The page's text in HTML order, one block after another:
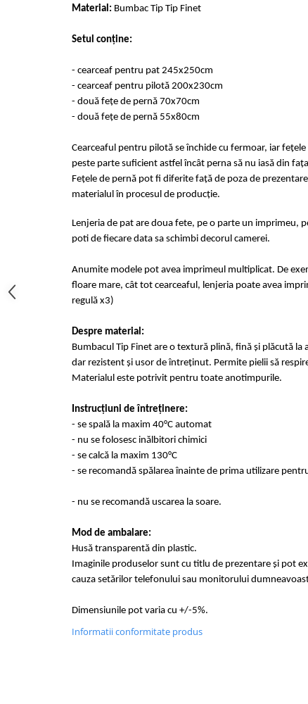
Cearceaf cu elastic 4 piese
Cearceaf cu elastic
Cearceaf normal
Lenjerii Pufoase Fluffy/ Rabbit
Bumbac 100% Poplin Hobby
Bumbac 100%
Lenjerii Satin Premium
Lenjerii Matase
Lenjerii pentru PASTE
Set Lenjerie + Draperii Pat Dublu
Huse De Pat Tricotate 160x200cm
Huse Impermeabile 160x200cm
Huse Impermeabile 180x200cm
Material: Bumbac Tip Tip Finet
Setul conține:
- cearceaf pentru pat 245x250cm
- cearceaf pentru pilotă 200x230cm
- două fețe de pernă 70x70cm
- două fețe de pernă 55x80cm
Cearceaful pentru pilotă se închide cu fermoar, iar
peste parte suficient astfel încât perna să nu iasă din
Fețele de pernă pot fi diferite față de poza de
materialul în procesul de producție.
Lenjeria de pat are doua fete, pe o parte un imprimeu,
poti de fiecare data sa schimbi decorul camerei.
Anumite modele pot avea imprimeul multiplicat. De
floare mare, cât tot cearceaful, lenjeria poate avea
regulă x3)
Despre material:
Bumbacul Tip Finet are o textură plină, fină și plăcută la
dar rezistent și usor de întreținut. Permite pielii să
Materialul este potrivit pentru toate anotimpurile.
Instrucțiuni de întreținere:
- se spală la maxim 40°C automat
- nu se folosesc inălbitori chimici
- se calcă la maxim 130°C
- se recomandă spălarea înainte de prima utilizare
- nu se recomandă uscarea la soare.
Mod de ambalare:
Husă transparentă din plastic.
Imaginile produselor sunt cu titlu de prezentare și pot
cauza setărilor telefonului sau monitorului
Dimensiunile pot varia cu +/-5%.
Informatii conformitate produs